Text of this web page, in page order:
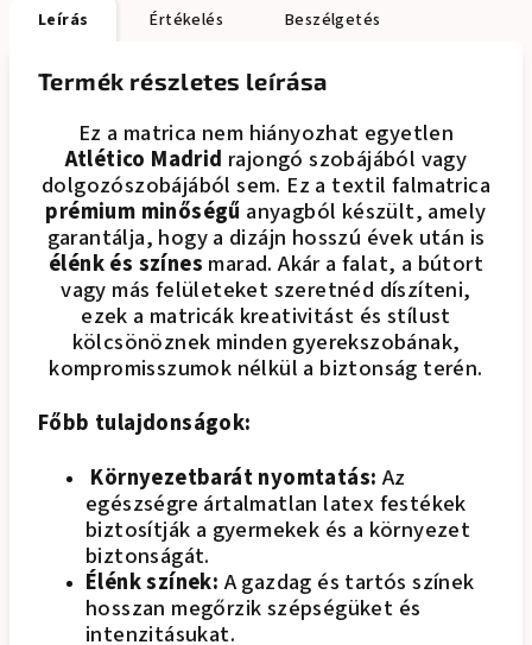
Leírás Értékelés Beszélgetés
Termék részletes leírása
Ez a matrica nem hiányozhat egyetlen
Atlético Madrid rajongó szobájából vagy
dolgozószobájából sem. Ez a textil falmatrica
prémium minőségű anyagból készült, amely
garantálja, hogy a dizájn hosszú évek után is
élénk és színes marad. Akár a falat, a bútort
vagy más felületeket szeretnéd díszíteni,
ezek a matricák kreativitást és stílust
kölcsönöznek minden gyerekszobának,
kompromisszumok nélkül a biztonság terén.
Főbb tulajdonságok:
Környezetbarát nyomtatás:Az
egészségre ártalmatlan latex festékek
biztosítják a gyermekek és a környezet
biztonságát.
Élénk színek:A gazdag és tartós színek
hosszan megőrzik szépségüket és
intenzitásukat.